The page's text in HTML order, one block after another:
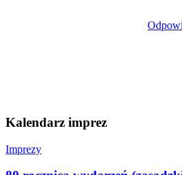
Kalendarz imprez
Imprezy